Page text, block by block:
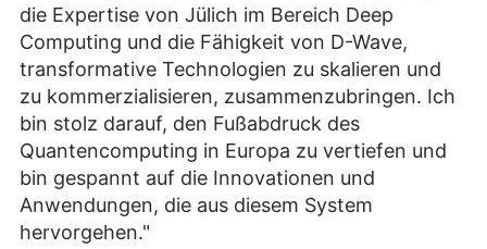
die Expertise von Jülich im Bereich Deep
Computing und die Fähigkeit von D-Wave,
transformative Technologien zu skalieren und
zu kommerzialisieren, zusammenzubringen. Ich
bin stolz darauf, den Fußabdruck des
Quantencomputing in Europa zu vertiefen und
bin gespannt auf die Innovationen und
Anwendungen, die aus diesem System
hervorgehen."